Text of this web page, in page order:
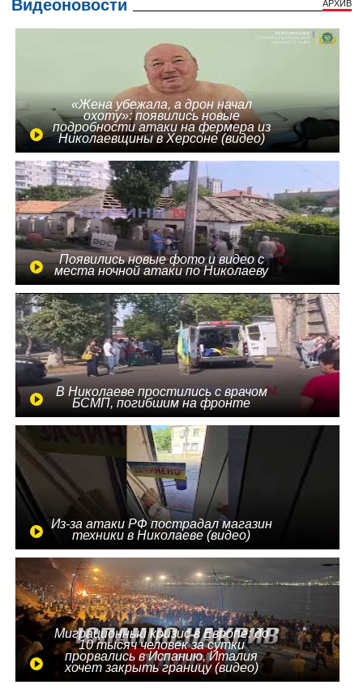
Видеоновости АРХИВ
«Жена убежала, а дрон начал
охоту»: появились новые
подробности атаки на фермера из
Николаевщины в Херсоне (видео)
Появились новые фото и видео с
места ночной атаки по Николаеву
В Николаеве простились с врачом
БСМП, погибшим на фронте
Из-за атаки РФ пострадал магазин
техники в Николаеве (видео)
Миграционный кризис в Европе: до
10 тысяч человек за сутки
прорвались в Испанию, Италия
хочет закрыть границу (видео)